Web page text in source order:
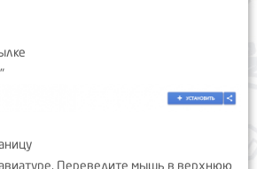
Переведите мышь в верхнюю